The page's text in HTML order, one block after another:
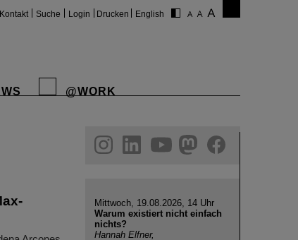
Kontakt Suche Login Drucken English
@WORK
helmholtz.social
facebook
Mittwoch, 19.08.2026, 14 Uhr
Warum existiert nicht einfach
nichts?
Hannah Elfner,